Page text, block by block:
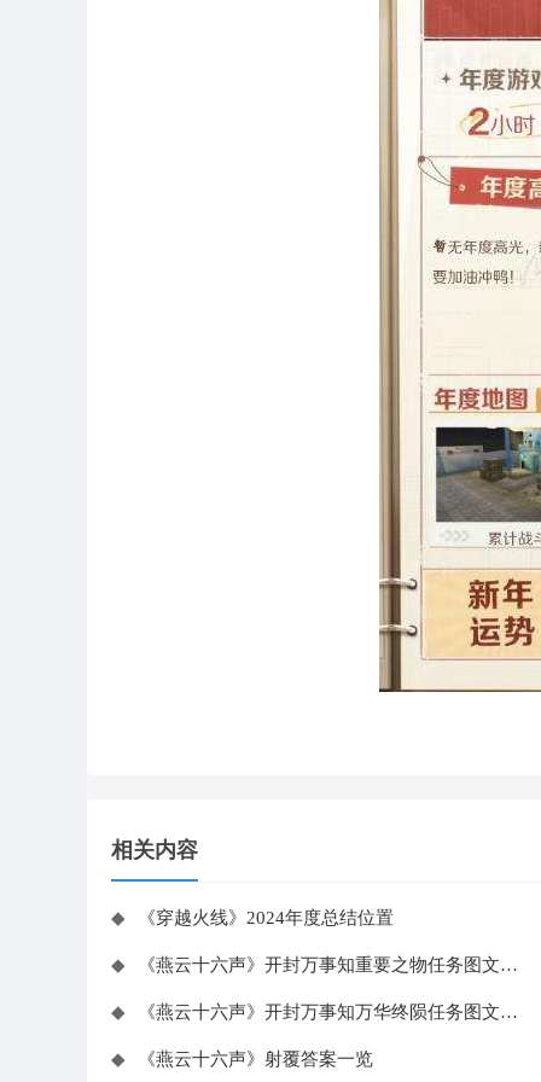
相关内容
◆ 《穿越火线》2024年度总结位置
◆ 《燕云十六声》开封万事知重要之物任务图文攻略
◆ 《燕云十六声》开封万事知万华终陨任务图文攻略
◆ 《燕云十六声》射覆答案一览